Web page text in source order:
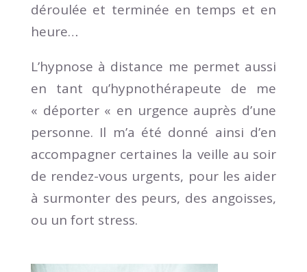
déroulée et terminée en temps et en
heure…
L’hypnose à distance me permet aussi
en tant qu’hypnothérapeute de me
« déporter « en urgence auprès d’une
personne. Il m’a été donné ainsi d’en
accompagner certaines la veille au soir
de rendez-vous urgents, pour les aider
à surmonter des peurs, des angoisses,
ou un fort stress.